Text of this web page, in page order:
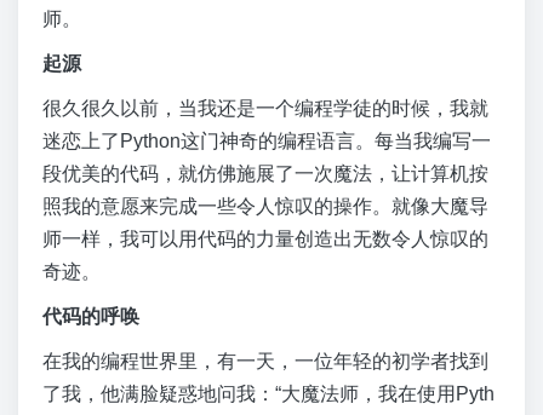
师。
起源
很久很久以前，当我还是一个编程学徒的时候，我就
迷恋上了Python这门神奇的编程语言。每当我编写一
段优美的代码，就仿佛施展了一次魔法，让计算机按
照我的意愿来完成一些令人惊叹的操作。就像大魔导
师一样，我可以用代码的力量创造出无数令人惊叹的
奇迹。
代码的呼唤
在我的编程世界里，有一天，一位年轻的初学者找到
了我，他满脸疑惑地问我：“大魔法师，我在使用Pyth